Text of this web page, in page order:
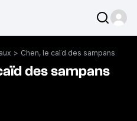
> Chen, le caïd des sampans
des sampans